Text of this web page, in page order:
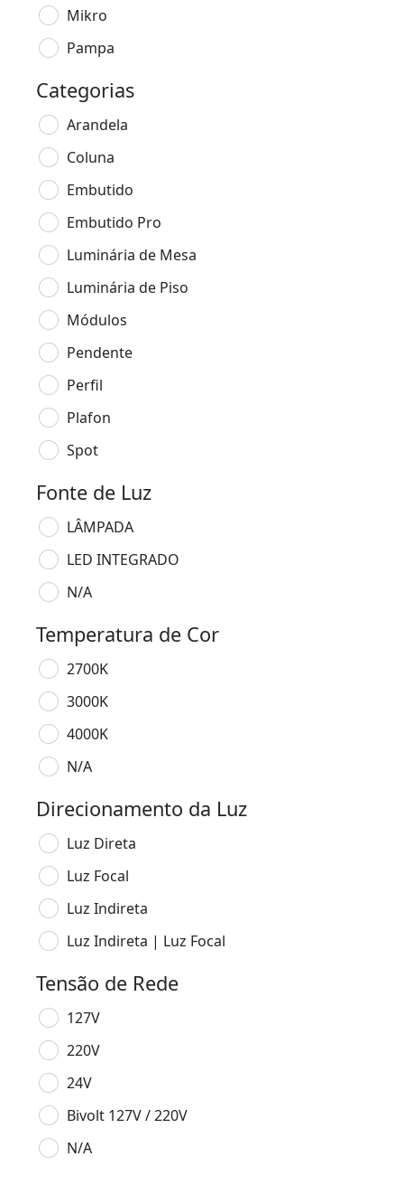
Mikro
Pampa
Categorias
Arandela
Coluna
Embutido
Embutido Pro
Luminária de Mesa
Luminária de Piso
Módulos
Pendente
Perfil
Plafon
Spot
Fonte de Luz
LÂMPADA
LED INTEGRADO
N/A
Temperatura de Cor
2700K
3000K
4000K
N/A
Direcionamento da Luz
Luz Direta
Luz Focal
Luz Indireta
Luz Indireta | Luz Focal
Tensão de Rede
127V
220V
24V
Bivolt 127V / 220V
N/A